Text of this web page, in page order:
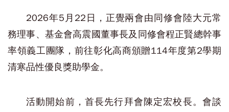
2026年5月22日，正覺兩會由同修會陸大元常
務理事、基金會高震國董事長及同修會程正賢總幹事
率領義工團隊，前往彰化高商頒贈114年度第2學期
清寒品性優良獎助學金。
活動開始前，首長先行拜會陳定宏校長。會談